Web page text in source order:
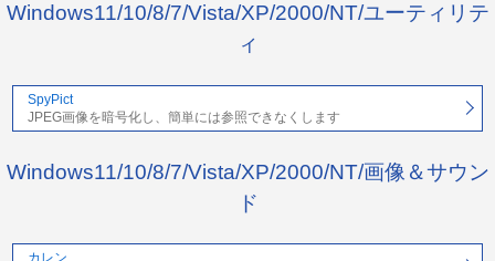
Windows11/10/8/7/Vista/XP/2000/NT/ユーティリテ
ィ
SpyPict
JPEG画像を暗号化し、簡単には参照できなくします
Windows11/10/8/7/Vista/XP/2000/NT/画像＆サウン
ド
カレン